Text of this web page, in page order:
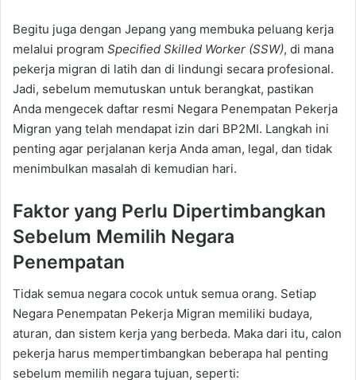
Begitu juga dengan Jepang yang membuka peluang kerja
melalui program Specified Skilled Worker (SSW), di mana
pekerja migran di latih dan di lindungi secara profesional.
Jadi, sebelum memutuskan untuk berangkat, pastikan
Anda mengecek daftar resmi Negara Penempatan Pekerja
Migran yang telah mendapat izin dari BP2MI. Langkah ini
penting agar perjalanan kerja Anda aman, legal, dan tidak
menimbulkan masalah di kemudian hari.
Faktor yang Perlu Dipertimbangkan
Sebelum Memilih Negara
Penempatan
Tidak semua negara cocok untuk semua orang. Setiap
Negara Penempatan Pekerja Migran memiliki budaya,
aturan, dan sistem kerja yang berbeda. Maka dari itu, calon
pekerja harus mempertimbangkan beberapa hal penting
sebelum memilih negara tujuan, seperti: